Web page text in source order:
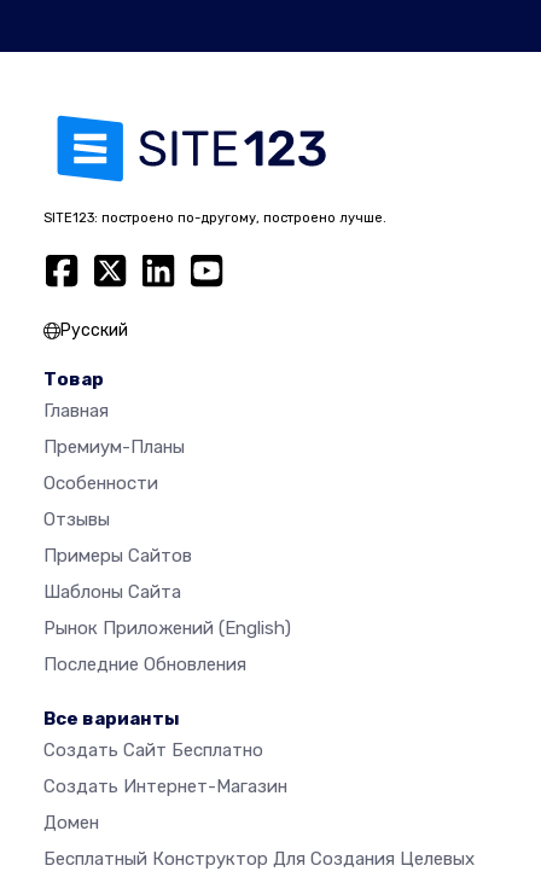
SITE123: построено по-другому, построено лучше.
Русский
Товар
Главная
Премиум-Планы
Особенности
Отзывы
Примеры Сайтов
Шаблоны Сайта
Рынок Приложений (English)
Последние Обновления
Все варианты
Создать Сайт Бесплатно
Создать Интернет-Магазин
Домен
Бесплатный Конструктор Для Создания Целевых